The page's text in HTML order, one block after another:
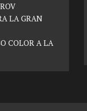
LA GRAN
COLOR A LA